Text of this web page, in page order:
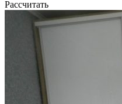
Рассчитать